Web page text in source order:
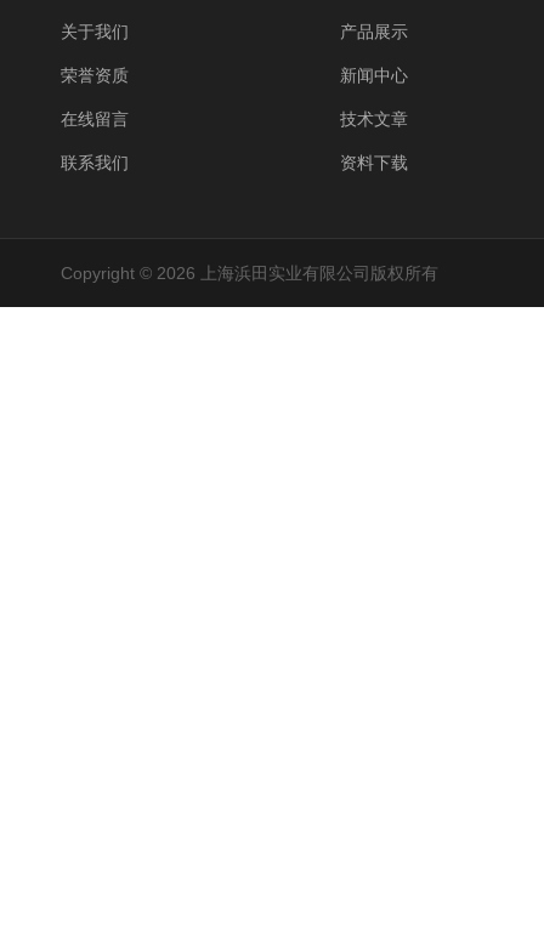
关于我们
荣誉资质
在线留言
联系我们
产品展示
新闻中心
技术文章
资料下载
Copyright © 2026 上海浜田实业有限公司版权所有